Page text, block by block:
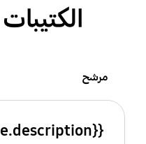
مرشح
{{file.description}}